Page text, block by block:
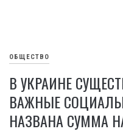
ОБЩЕСТВО
В УКРАИНЕ
ВАЖНЫЕ
НАЗВАНА СУММА